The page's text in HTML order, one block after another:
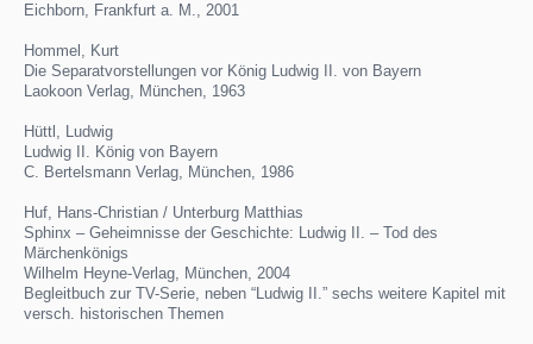
Eichborn, Frankfurt a. M., 2001
Hommel, Kurt
Die Separatvorstellungen vor König Ludwig II. von Bayern
Laokoon Verlag, München, 1963
Hüttl, Ludwig
Ludwig II. König von Bayern
C. Bertelsmann Verlag, München, 1986
Huf, Hans-Christian / Unterburg Matthias
Sphinx – Geheimnisse der Geschichte: Ludwig II. – Tod des
Märchenkönigs
Wilhelm Heyne-Verlag, München, 2004
Begleitbuch zur TV-Serie, neben “Ludwig II.” sechs weitere Kapitel mit
versch. historischen Themen